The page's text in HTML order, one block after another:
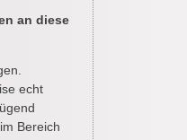
an diese
echt
Bereich